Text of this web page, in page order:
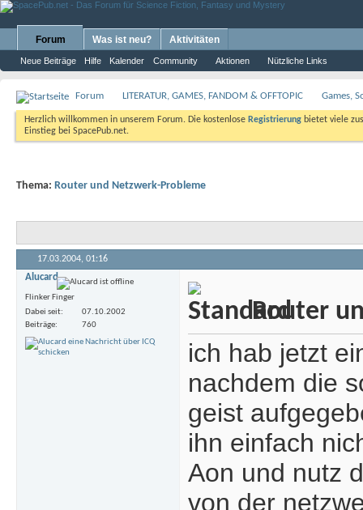
Forum
Neue Beiträge Hilfe Kalender Community Aktionen Nützliche Links
Was ist neu? Aktivitäten
Forum LITERATUR, GAMES, FANDOM & OFFTOPIC Games,
Herzlich willkommen in unserem Forum. Die kostenlose Registrierung bietet viele
Einstieg bei SpacePub.net.
Thema: Router und Netzwerk-Probleme
17.03.2004, 01:16
Alucard
Flinker Finger
Dabei seit
07.10.2002
Beiträge
760 Router
ich hab jetzt
nachdem die
geist
ihn einfach
Aon und nutz
von der